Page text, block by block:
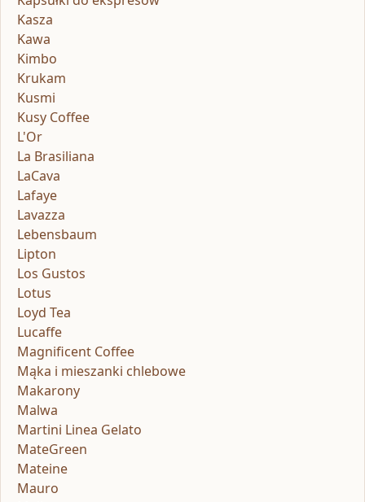
Kasza
Kawa
Kimbo
Krukam
Kusmi
Kusy Coffee
L'Or
La Brasiliana
LaCava
Lafaye
Lavazza
Lebensbaum
Lipton
Los Gustos
Lotus
Loyd Tea
Lucaffe
Magnificent Coffee
Mąka i mieszanki chlebowe
Makarony
Malwa
Martini Linea Gelato
MateGreen
Mateine
Mauro